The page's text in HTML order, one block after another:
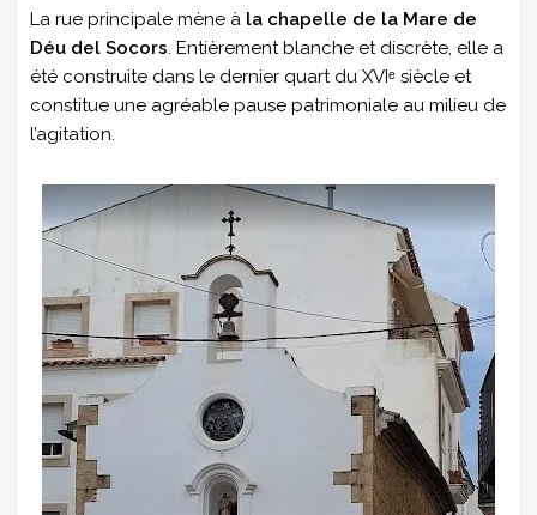
La rue principale mène à la chapelle de la Mare de
Déu del Socors. Entièrement blanche et discrète, elle a
été construite dans le dernier quart du XVIᵉ siècle et
constitue une agréable pause patrimoniale au milieu de
l’agitation.